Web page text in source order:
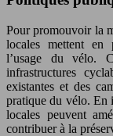
Pour promouvoir la
locales mettent en
l’usage du vélo.
infrastructures
existantes et des
pratique du vélo. En
locales peuvent
contribuer à la